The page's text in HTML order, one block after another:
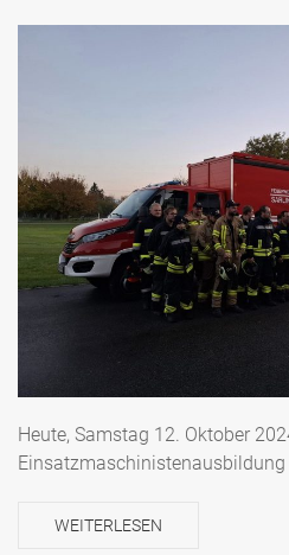
Heute, Samstag 12. Oktober
Einsatzmaschinistenausbildung
WEITERLESEN